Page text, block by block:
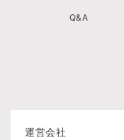
Q&A
運営会社